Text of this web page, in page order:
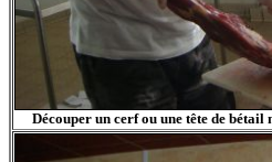
Découper un cerf ou une tête de bétail